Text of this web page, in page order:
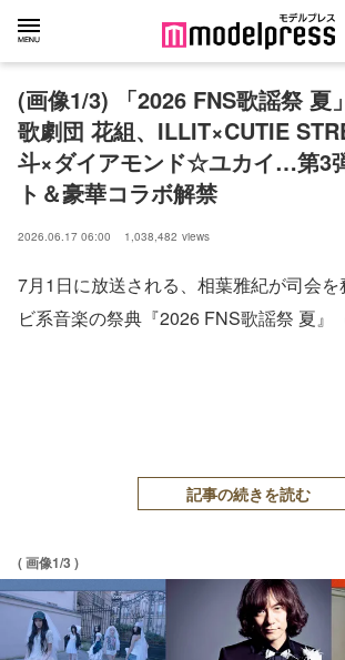
(画像1/3) 「2026 FNS歌謡祭 夏
歌劇団 花組、ILLIT×CUTIE
斗×ダイアモンド☆ユカイ…第3
ト＆豪華コラボ解禁
2026.06.17 06:00 1,038,482 views
7月1日に放送される、相葉雅紀が司会を
ビ系音楽の祭典『2026 FNS歌謡祭 夏』
記事の続きを読む
( 画像1/3 )